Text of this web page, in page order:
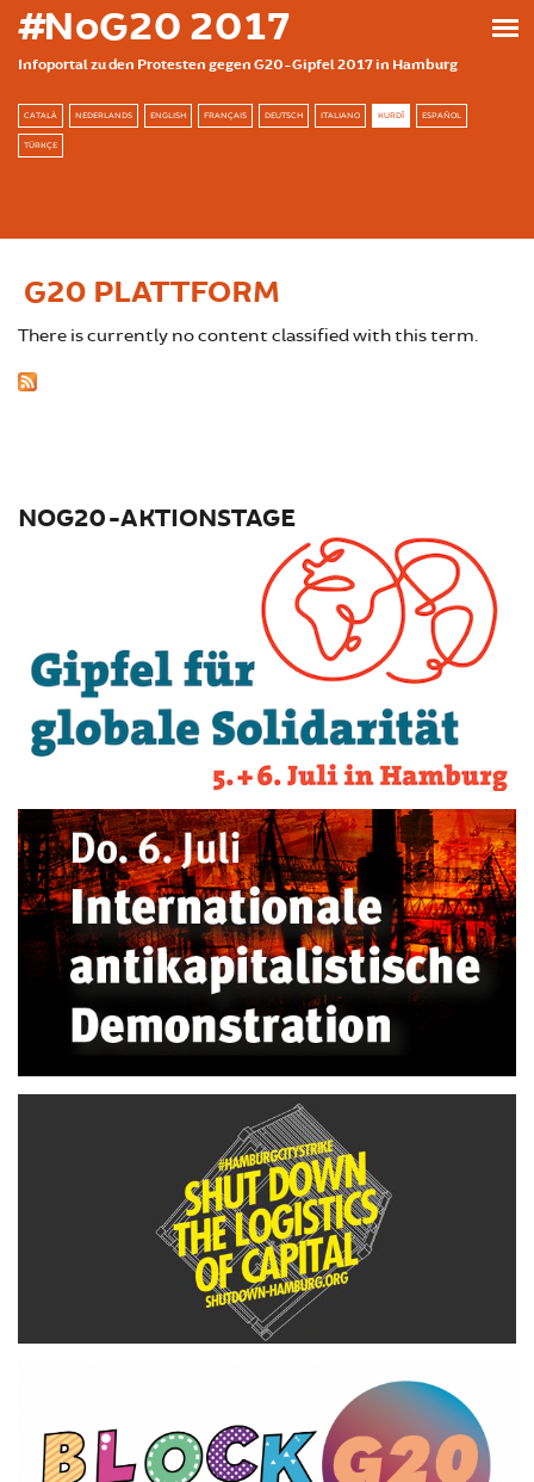
بازبدە بۆ ناوەڕۆکی سەرەکی
#NoG20 2017
Infoportal zu den Protesten gegen G20-Gipfel 2017 in Hamburg
CATALÀ NEDERLANDS ENGLISH FRANÇAIS DEUTSCH ITALIANO KURDÎ ESPAÑOL
TÜRKÇE
G20 PLATTFORM
There is currently no content classified with this term.
NOG20-AKTIONSTAGE